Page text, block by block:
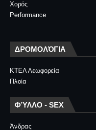
Χορός
Performance
ΔΡΟΜΟΛΌΓΙΑ
ΚΤΕΛ Λεωφορεία
Πλοία
ΦΎΛΛΟ - SEX
Άνδρας